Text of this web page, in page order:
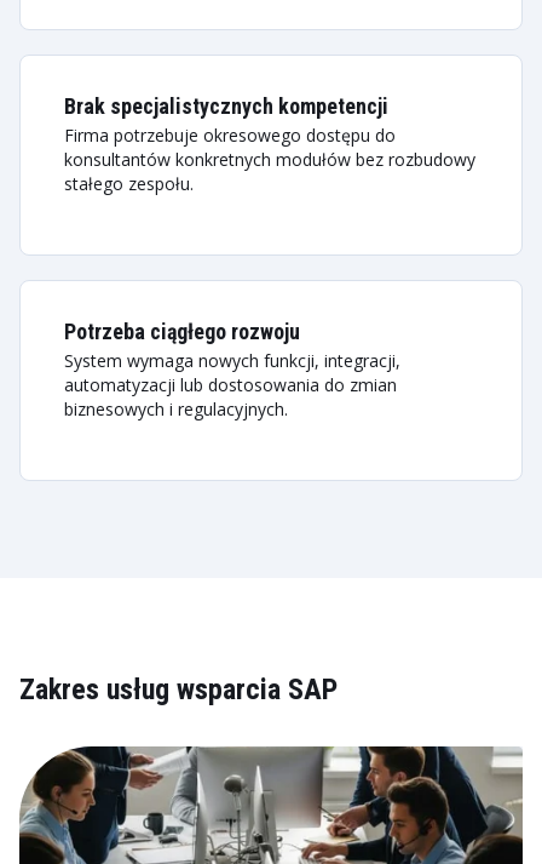
Brak specjalistycznych kompetencji
Firma potrzebuje okresowego dostępu do
konsultantów konkretnych modułów bez rozbudowy
stałego zespołu.
Potrzeba ciągłego rozwoju
System wymaga nowych funkcji, integracji,
automatyzacji lub dostosowania do zmian
biznesowych i regulacyjnych.
Zakres usług wsparcia SAP